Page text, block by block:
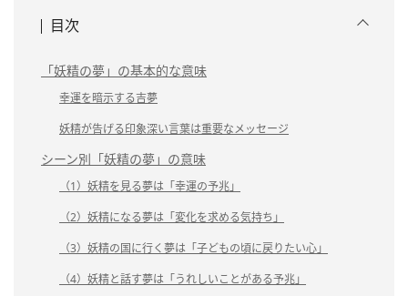
目次
「妖精の夢」の基本的な意味
幸運を暗示する吉夢
妖精が告げる印象深い言葉は重要なメッセージ
シーン別「妖精の夢」の意味
（1）妖精を見る夢は「幸運の予兆」
（2）妖精になる夢は「変化を求める気持ち」
（3）妖精の国に行く夢は「子どもの頃に戻りたい心」
（4）妖精と話す夢は「うれしいことがある予兆」